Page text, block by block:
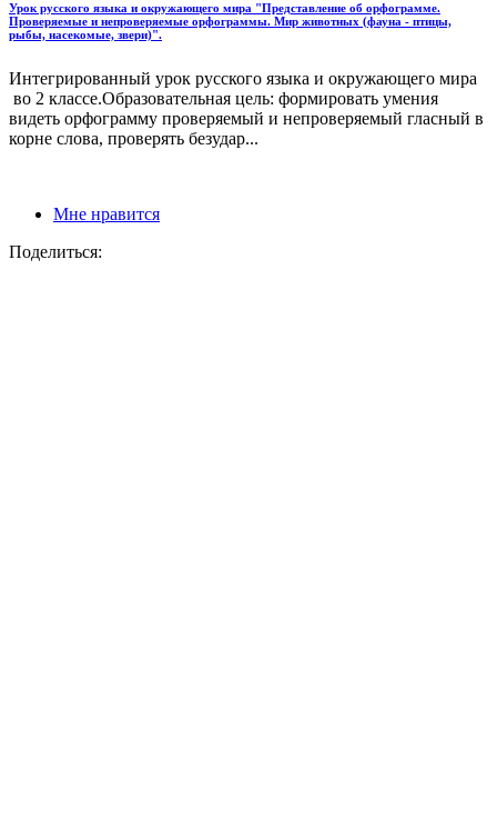
Урок русского языка и окружающего мира "Представление об орфограмме.
Проверяемые и непроверяемые орфограммы. Мир животных (фауна - птицы,
рыбы, насекомые, звери)".
Интегрированный урок русского языка и окружающего мира
во 2 классе.Образовательная цель: формировать умения
видеть орфограмму проверяемый и непроверяемый гласный в
корне слова, проверять безудар...
Мне нравится
Поделиться: